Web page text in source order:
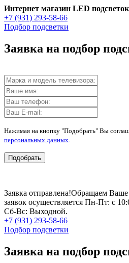
Интернет магазин LED подсветок
+7 (931) 293-58-66
Подбор подсветки
Заявка на подбор
Нажимая на кнопку "Подобрать" Вы
персональных данных
Подобрать
Заявка отправлена!Обращаем Ваше
заявок осуществляется Пн-Пт: с
Сб-Вс: Выходной.
+7 (931) 293-58-66
Подбор подсветки
Заявка на подбор